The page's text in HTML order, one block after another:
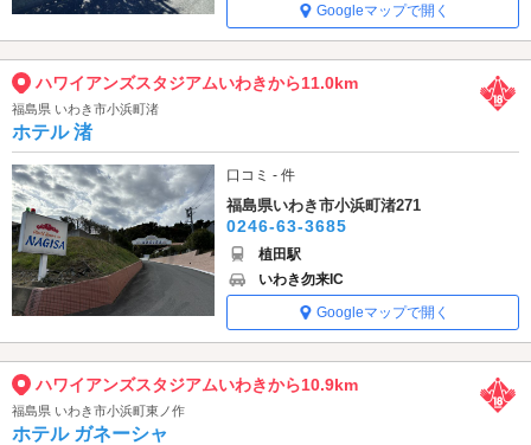
Googleマップで開く
ハワイアンズスタジアムいわきから11.0km
福島県 いわき市小浜町渚
ホテル 渚
口コミ - 件
福島県いわき市小浜町渚271
0246-63-3685
植田駅
いわき勿来IC
Googleマップで開く
ハワイアンズスタジアムいわきから10.9km
福島県 いわき市小浜町東ノ作
ホテル ガネーシャ